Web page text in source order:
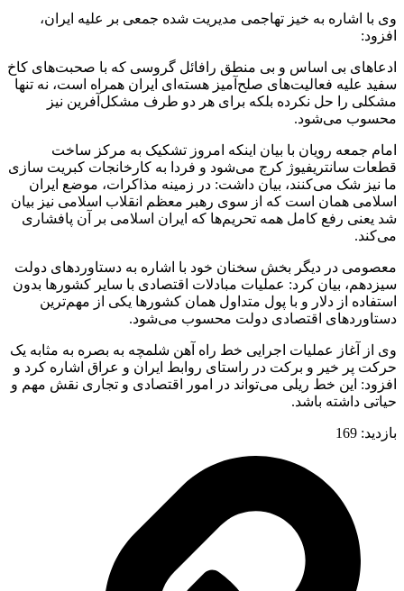
وی با اشاره به خیز تهاجمی مدیریت شده جمعی بر علیه ایران،
افزود:
ادعاهای بی اساس و بی منطق رافائل گروسی که با صحبت‌های کاخ
سفید علیه فعالیت‌های صلح‌آمیز هسته‌ای ایران همراه است، نه تنها
مشکلی را حل نکرده بلکه برای هر دو طرف مشکل‌آفرین نیز
محسوب می‌شود.
امام جمعه رویان با بیان اینکه امروز تشکیک به مرکز ساخت
قطعات سانتریفیوژ کرج می‌شود و فردا به کارخانجات کبریت سازی
ما نیز شک می‌کنند، بیان داشت: در زمینه مذاکرات، موضع ایران
اسلامی همان است که از سوی رهبر معظم انقلاب اسلامی نیز بیان
شد یعنی رفع کامل همه تحریم‌ها که ایران اسلامی بر آن پافشاری
می‌کند.
معصومی در دیگر بخش سخنان خود با اشاره به دستاوردهای دولت
سیزدهم، بیان کرد: عملیات مبادلات اقتصادی با سایر کشورها بدون
استفاده از دلار و با پول متداول همان کشورها یکی از مهم‌ترین
دستاوردهای اقتصادی دولت محسوب می‌شود.
وی از آغاز عملیات اجرایی خط راه آهن شلمچه به بصره به مثابه یک
حرکت پر خیر و برکت در راستای روابط ایران و عراق اشاره کرد و
افزود: این خط ریلی می‌تواند در امور اقتصادی و تجاری نقش مهم و
حیاتی داشته باشد.
بازدید: 169